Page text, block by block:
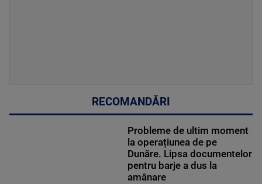
RECOMANDĂRI
Probleme de ultim moment
la operațiunea de pe
Dunăre. Lipsa documentelor
pentru barje a dus la
amânare